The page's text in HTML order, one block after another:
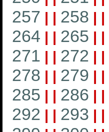
257 | | 258 | |
264 | | 265 | |
271 | | 272 | |
278 | | 279 | |
285 | | 286 | |
292 | | 293 | |